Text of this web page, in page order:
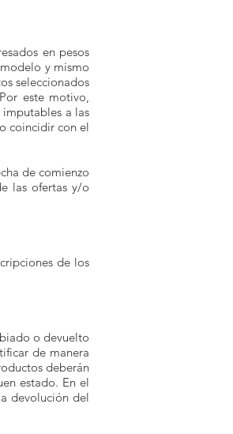
en pesos
y mismo
seleccionados
este motivo,
a las
coincidir con el
de comienzo
las ofertas y/o
de los
o devuelto
de manera
deberán
estado. En el
devolución del